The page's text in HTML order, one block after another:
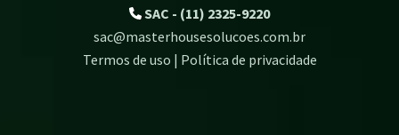
SAC - (11) 2325-9220
sac@masterhousesolucoes.com.br
Termos de uso | Política de privacidade